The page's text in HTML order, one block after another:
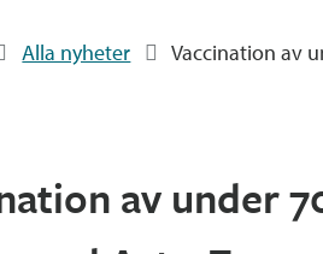
Alla nyheter Vaccination av
av under